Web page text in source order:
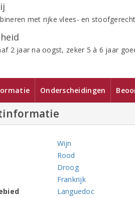
met rijke vlees- en
2 jaar na oogst, zeker 5 à 6 jaar
Onderscheidingen
Wijn
Rood
Droog
Frankrijk
Languedoc